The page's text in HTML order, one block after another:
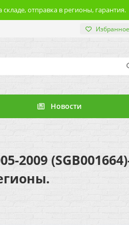
отправка в регионы, гарантия.
Избранное
Новости
2009